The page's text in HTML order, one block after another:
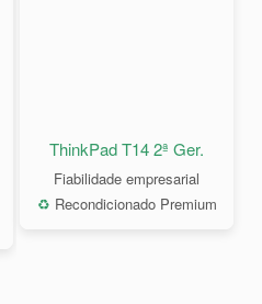
ThinkPad T14 2ª Ger.
Fiabilidade empresarial
♻️ Recondicionado Premium